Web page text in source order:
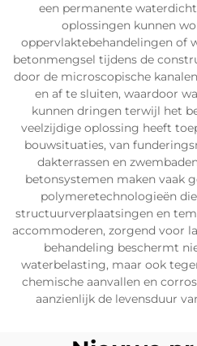
een permanente
oplossingen kunnen
oppervlaktebehandelingen of
betonmengsel tijdens de
door de microscopische
en af te sluiten, waardoor
kunnen dringen terwijl het
veelzijdige oplossing heeft
bouwsituaties, van
dakterrassen en
betonsystemen maken vaak
polymeretechnologieën
structuurverplaatsingen en
accommoderen, zorgend voor
behandeling beschermt
waterbelasting, maar ook
chemische aanvallen en
aanzienlijk de levensduur